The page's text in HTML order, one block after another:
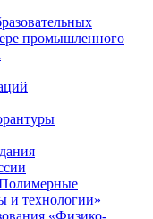
промышленного
и технологии»
«Физико-